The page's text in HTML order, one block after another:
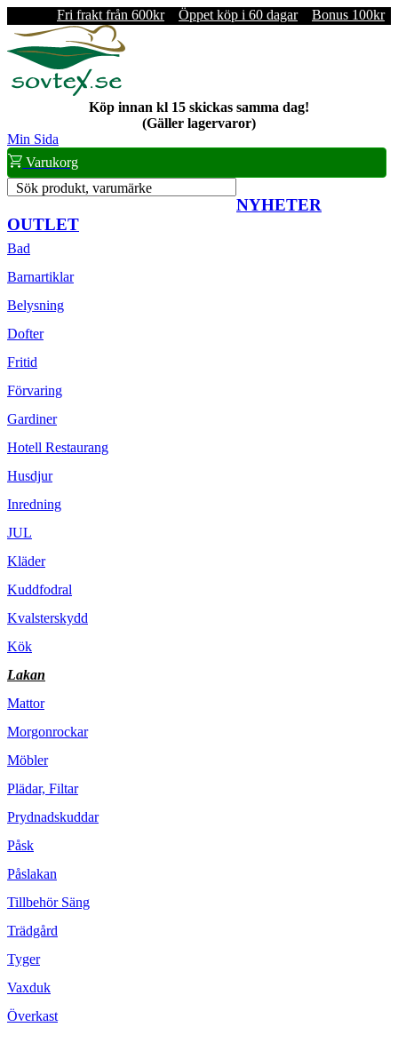
Fri frakt från 600kr Öppet köp i 60 dagar Bonus 100kr
Köp innan kl 15 skickas samma dag!
(Gäller lagervaror)
Min Sida
Varukorg
Sök produkt, varumärke
NYHETER
OUTLET
Bad
Barnartiklar
Belysning
Dofter
Fritid
Förvaring
Gardiner
Hotell Restaurang
Husdjur
Inredning
JUL
Kläder
Kuddfodral
Kvalsterskydd
Kök
Lakan
Mattor
Morgonrockar
Möbler
Plädar, Filtar
Prydnadskuddar
Påsk
Påslakan
Tillbehör Säng
Trädgård
Tyger
Vaxduk
Överkast